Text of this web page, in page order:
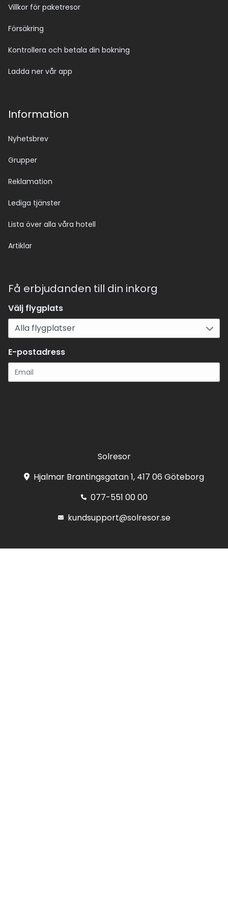
Villkor för paketresor
Försäkring
Kontrollera och betala din bokning
Ladda ner vår app
Information
Nyhetsbrev
Grupper
Reklamation
Lediga tjänster
Lista över alla våra hotell
Artiklar
Få erbjudanden till din inkorg
Välj flygplats
E-postadress
Solresor
Hjalmar Brantingsgatan 1, 417 06 Göteborg
077-551 00 00
kundsupport@solresor.se